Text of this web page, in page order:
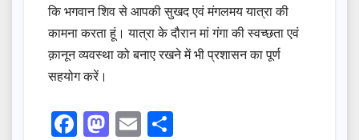
कि भगवान शिव से आपकी सुखद एवं मंगलमय यात्रा की
कामना करता हूं। यात्रा के दौरान मां गंगा की स्वच्छता एवं
क़ानून व्यवस्था को बनाए रखने में भी प्रशासन का पूर्ण
सहयोग करें।
F
M E